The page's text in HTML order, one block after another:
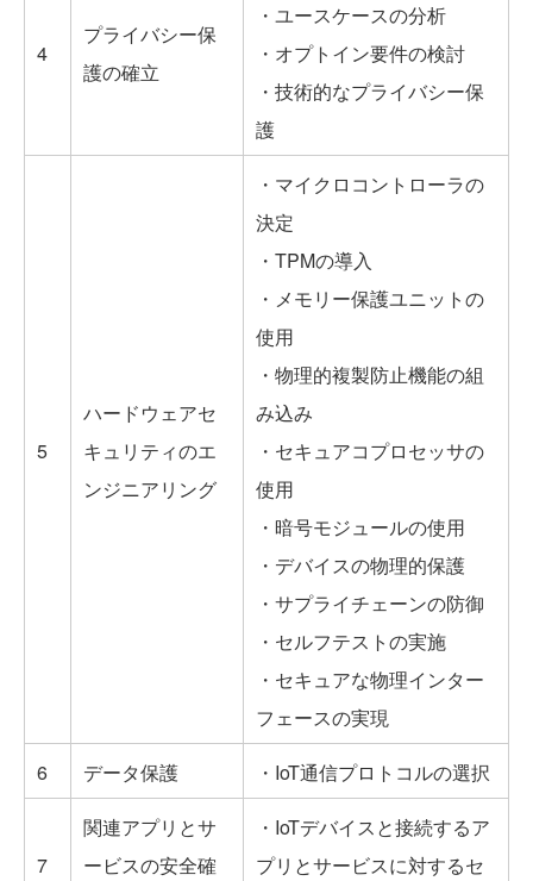
4
プライバシー保
護の確立
・ユースケースの分析
・オプトイン要件の検討
・技術的なプライバシー保
護
5
ハードウェアセ
キュリティのエ
ンジニアリング
・マイクロコントローラの
決定
・TPMの導入
・メモリー保護ユニットの
使用
・物理的複製防止機能の組
み込み
・セキュアコプロセッサの
使用
・暗号モジュールの使用
・デバイスの物理的保護
・サプライチェーンの防御
・セルフテストの実施
・セキュアな物理インター
フェースの実現
6
データ保護 ・IoT通信プロトコルの選択
7
関連アプリとサ
ービスの安全確
・IoTデバイスと接続するア
プリとサービスに対するセ